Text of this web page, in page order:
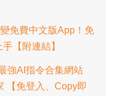
免費中文版App！免
【附連結】
強AI指令合集網站
【免登入、Copy即